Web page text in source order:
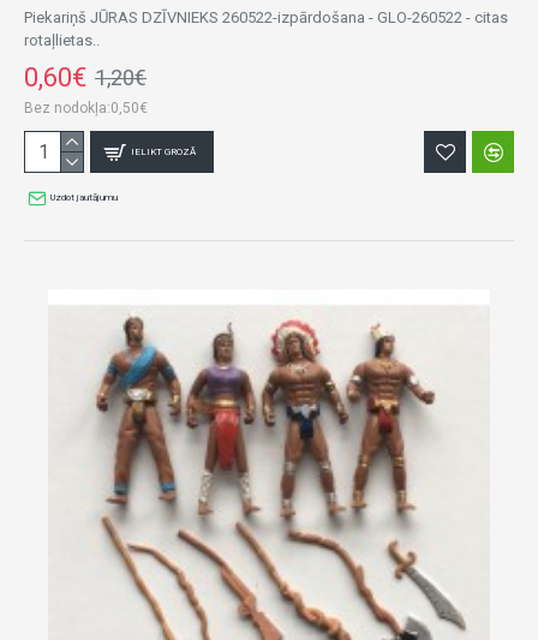
Piekariņš JŪRAS DZĪVNIEKS 260522-izpārdošana - GLO-260522 - citas
rotaļlietas..
0,60€ 1,20€
Bez nodokļa:0,50€
IELIKT GROZĀ
Uzdot jautājumu